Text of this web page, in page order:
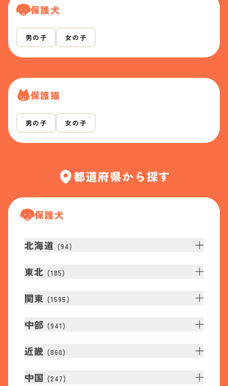
保護犬
男の子 女の子
保護猫
男の子 女の子
都道府県から探す
保護犬
北海道 (94)
東北 (185)
関東 (1595 )
中部 (941 )
近畿 (860)
中国 (247)